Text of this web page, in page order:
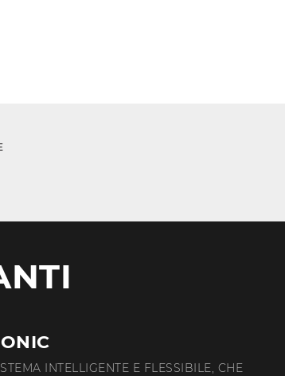
INTELLIGENTE E FLESSIBILE, CHE